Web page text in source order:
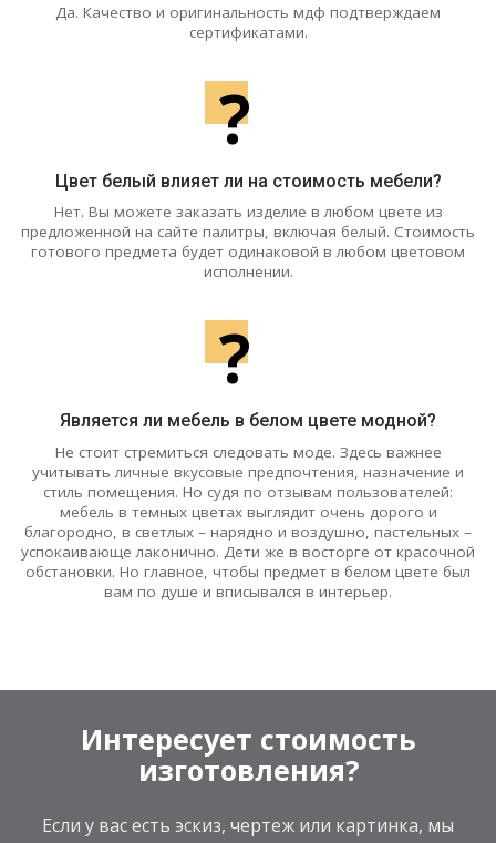
Да. Качество и оригинальность мдф подтверждаем
сертификатами.
?
Цвет белый влияет ли на стоимость мебели?
Нет. Вы можете заказать изделие в любом цвете из
предложенной на сайте палитры, включая белый. Стоимость
готового предмета будет одинаковой в любом цветовом
исполнении.
?
Является ли мебель в белом цвете модной?
Не стоит стремиться следовать моде. Здесь важнее
учитывать личные вкусовые предпочтения, назначение и
стиль помещения. Но судя по отзывам пользователей:
мебель в темных цветах выглядит очень дорого и
благородно, в светлых – нарядно и воздушно, пастельных –
успокаивающе лаконично. Дети же в восторге от красочной
обстановки. Но главное, чтобы предмет в белом цвете был
вам по душе и вписывался в интерьер.
Интересует стоимость
изготовления?
Если у вас есть эскиз, чертеж или картинка, мы